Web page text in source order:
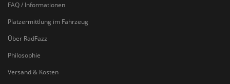
FAQ / Informationen
Platzermittlung im Fahrzeug
Über RadFazz
Philosophie
Versand & Kosten